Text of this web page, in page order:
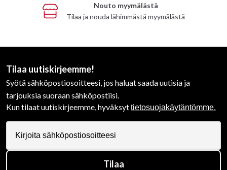
Nouto myymälästä
Tilaa ja nouda lähimmästä myymälästä
Tilaa uutiskirjeemme!
Syötä sähköpostiosoitteesi, jos haluat saada uutisia ja
tarjouksia suoraan sähköpostiisi.
Kun tilaat uutiskirjeemme, hyväksyttietosuojakäytäntömme.
Tilaa